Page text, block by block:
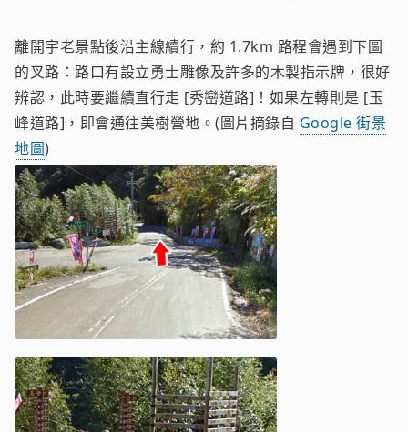
離開宇老景點後沿主線續行，約 1.7km 路程會遇到下圖
的叉路：路口有設立勇士雕像及許多的木製指示牌，很好
辨認，此時要繼續直行走 [秀巒道路]！如果左轉則是 [玉
峰道路]，即會通往美樹營地。(圖片摘錄自 Google 街景
地圖)